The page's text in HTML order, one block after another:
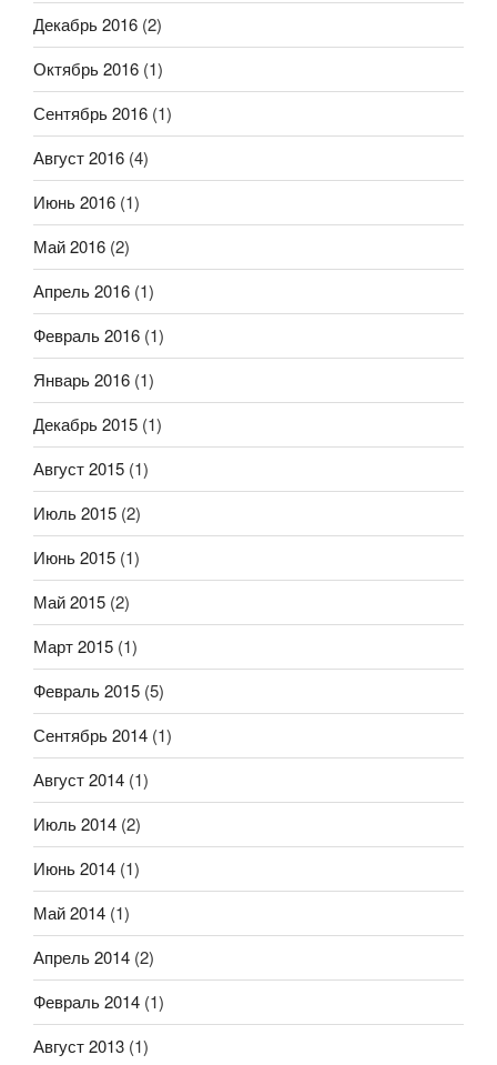
Декабрь 2016 (2)
Октябрь 2016 (1)
Сентябрь 2016 (1)
Август 2016 (4)
Июнь 2016 (1)
Май 2016 (2)
Апрель 2016 (1)
Февраль 2016 (1)
Январь 2016 (1)
Декабрь 2015 (1)
Август 2015 (1)
Июль 2015 (2)
Июнь 2015 (1)
Май 2015 (2)
Март 2015 (1)
Февраль 2015 (5)
Сентябрь 2014 (1)
Август 2014 (1)
Июль 2014 (2)
Июнь 2014 (1)
Май 2014 (1)
Апрель 2014 (2)
Февраль 2014 (1)
Август 2013 (1)